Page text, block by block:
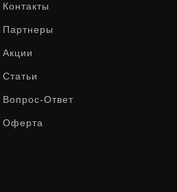
Контакты
Партнеры
Акции
Статьи
Вопрос-Ответ
Оферта